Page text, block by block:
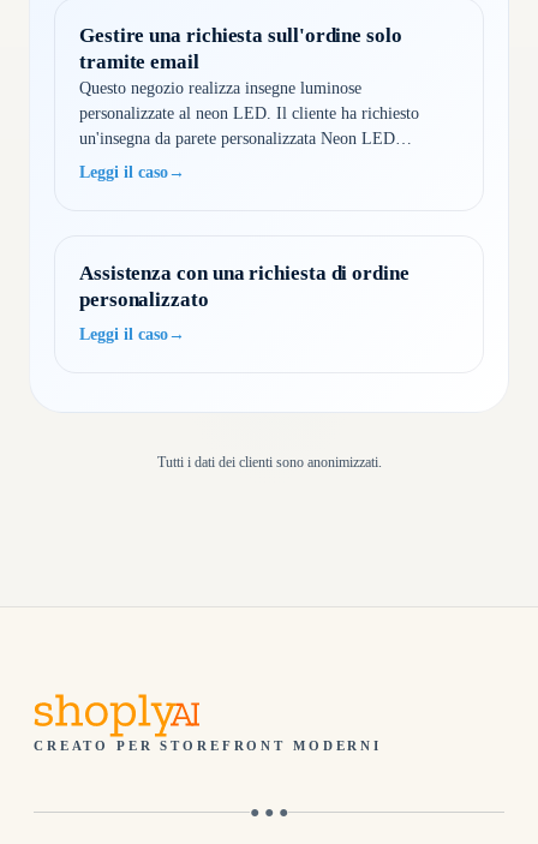
Gestire una richiesta sull'ordine solo
tramite email
Questo negozio realizza insegne luminose
personalizzate al neon LED. Il cliente ha richiesto
un'insegna da parete personalizzata Neon LED
Company Logo per il proprio logo YouTube
Leggi il caso→
Assistenza con una richiesta di ordine
personalizzato
Leggi il caso→
Tutti i dati dei clienti sono anonimizzati.
CREATO PER STOREFRONT MODERNI
● ● ●